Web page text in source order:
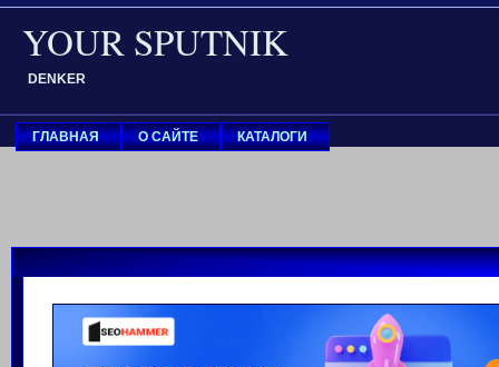
YOUR SPUTNIK
DENKER
ГЛАВНАЯ О САЙТЕ КАТАЛОГИ